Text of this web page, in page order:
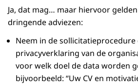
Ja, dat mag… maar hiervoor
dringende adviezen:
Neem in de sollicitatieprocedure
privacyverklaring van de
voor welk doel de data worden
bijvoorbeeld: “Uw CV en